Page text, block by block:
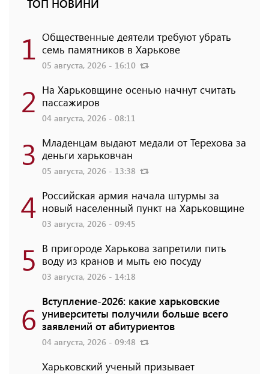
ТОП НОВИНИ
1 Общественные деятели требуют убрать
семь памятников в Харькове
05 августа, 2026 - 16:10
2 На Харьковщине осенью начнут считать
пассажиров
04 августа, 2026 - 08:11
3 Младенцам выдают медали от Терехова за
деньги харьковчан
05 августа, 2026 - 13:38
4 Российская армия начала штурмы за
новый населенный пункт на Харьковщине
03 августа, 2026 - 09:45
5 В пригороде Харькова запретили пить
воду из кранов и мыть ею посуду
03 августа, 2026 - 14:18
6 Вступление-2026: какие харьковские
университеты получили больше всего
заявлений от абитуриентов
04 августа, 2026 - 09:48
Харьковский ученый призывает